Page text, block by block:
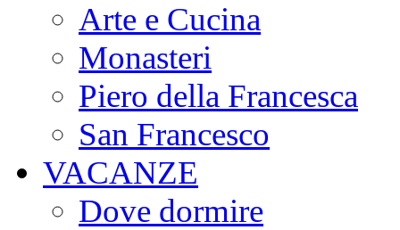
Arte e Cucina
Monasteri
Piero della Francesca
San Francesco
VACANZE
Dove dormire